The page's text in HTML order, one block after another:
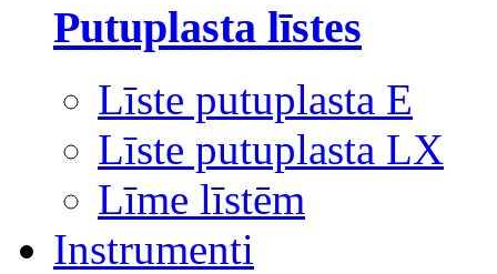
Putuplasta līstes
Līste putuplasta E
Līste putuplasta LX
Līme līstēm
Instrumenti